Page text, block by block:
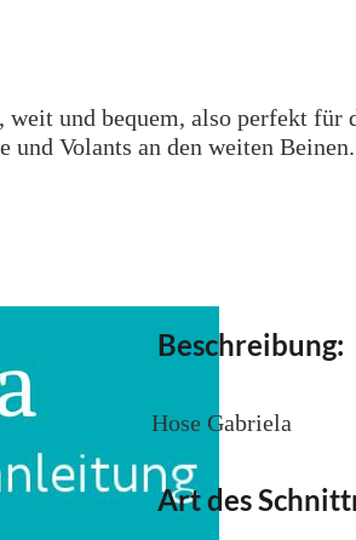
und bequem, also perfekt für
Volants an den weiten
Beschreibung:
Hose Gabriela
Art des